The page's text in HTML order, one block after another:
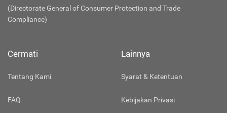
(Directorate General of Consumer Protection and Trade
Compliance)
Cermati
Tentang Kami
FAQ
Lainnya
Syarat & Ketentuan
Kebijakan Privasi